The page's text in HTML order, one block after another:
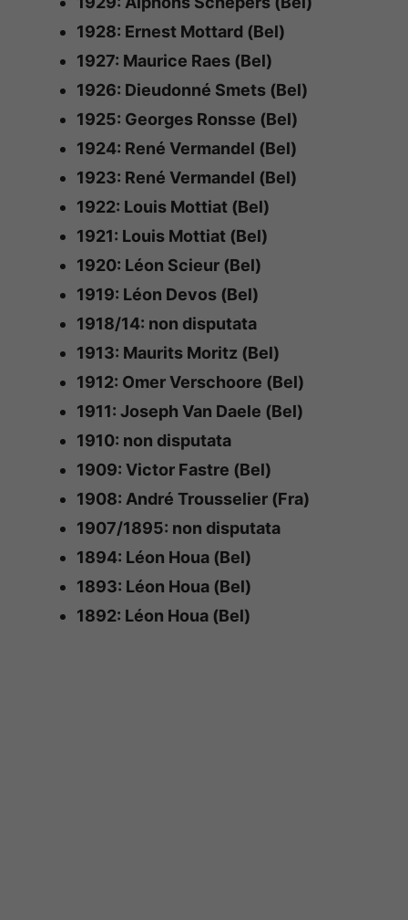
1928: Ernest Mottard (Bel)
1927: Maurice Raes (Bel)
1926: Dieudonné Smets (Bel)
1925: Georges Ronsse (Bel)
1924: René Vermandel (Bel)
1923: René Vermandel (Bel)
1922: Louis Mottiat (Bel)
1921: Louis Mottiat (Bel)
1920: Léon Scieur (Bel)
1919: Léon Devos (Bel)
1918/14: non disputata
1913: Maurits Moritz (Bel)
1912: Omer Verschoore (Bel)
1911: Joseph Van Daele (Bel)
1910: non disputata
1909: Victor Fastre (Bel)
1908: André Trousselier (Fra)
1907/1895: non disputata
1894: Léon Houa (Bel)
1893: Léon Houa (Bel)
1892: Léon Houa (Bel)